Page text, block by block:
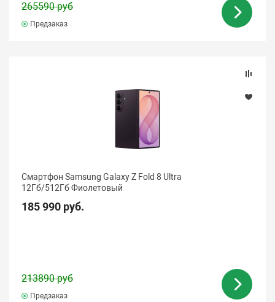
265590 руб
Предзаказ
Смартфон Samsung Galaxy Z Fold 8 Ultra
12Гб/512Гб Фиолетовый
185 990 руб.
213890 руб
Предзаказ